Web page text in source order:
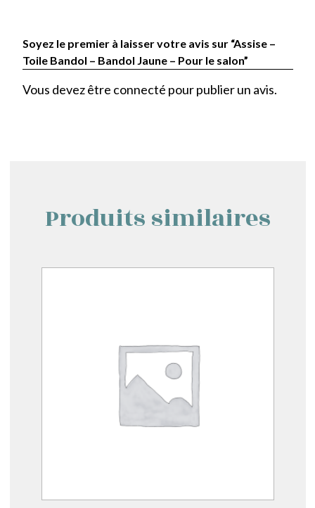
Soyez le premier à laisser votre avis sur “Assise –
Toile Bandol – Bandol Jaune – Pour le salon”
Vous devez être connecté pour publier un avis.
Produits similaires